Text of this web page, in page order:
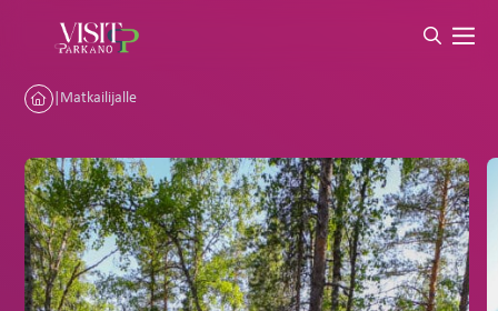
|Matkailijalle